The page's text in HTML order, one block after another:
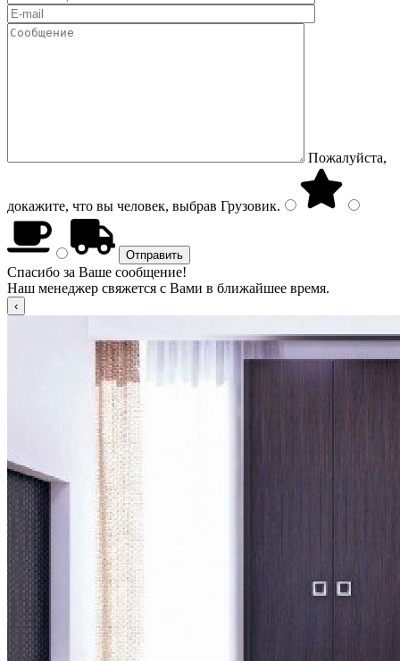
Пожалуйста,
докажите, что вы человек, выбрав Грузовик.
Спасибо за Ваше сообщение!
Наш менеджер свяжется с Вами в ближайшее время.